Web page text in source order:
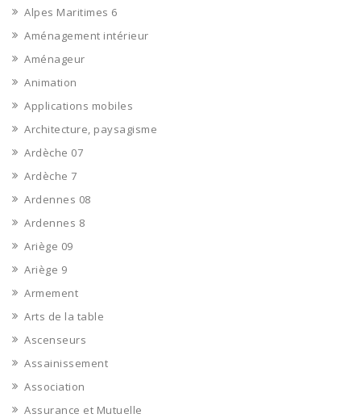
Alpes Maritimes 6
Aménagement intérieur
Aménageur
Animation
Applications mobiles
Architecture, paysagisme
Ardèche 07
Ardèche 7
Ardennes 08
Ardennes 8
Ariège 09
Ariège 9
Armement
Arts de la table
Ascenseurs
Assainissement
Association
Assurance et Mutuelle